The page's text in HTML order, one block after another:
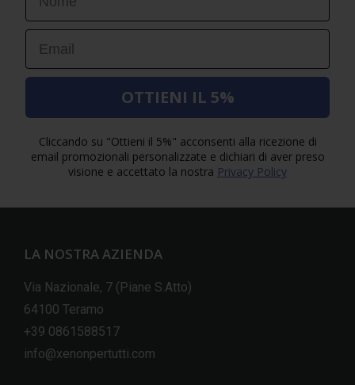
Email
OTTIENI IL 5%
Cliccando su "Ottieni il 5%" acconsenti alla ricezione di
email promozionali personalizzate e dichiari di aver preso
visione e accettato la nostra Privacy Policy
LA NOSTRA AZIENDA
Via Nazionale, 7 (Piane S.Atto)
64100 Teramo
+39 0861588517
info@xenonpertutti.com